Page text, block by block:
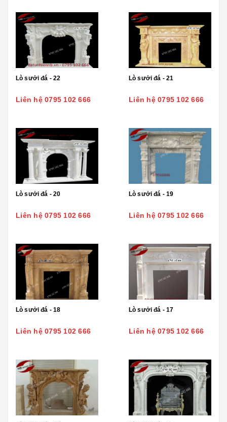
Lò sưởi đá - 22
Liên hệ 0795 102 666
Lò sưởi đá - 21
Liên hệ 0795 102 666
Lò sưởi đá - 20
Liên hệ 0795 102 666
Lò sưởi đá - 19
Liên hệ 0795 102 666
Lò sưởi đá - 18
Liên hệ 0795 102 666
Lò sưởi đá - 17
Liên hệ 0795 102 666